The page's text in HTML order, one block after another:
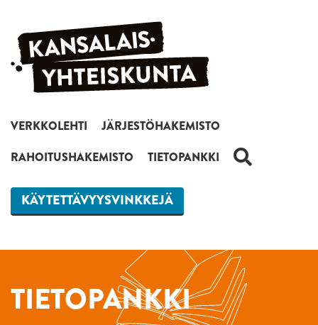
Siirry sisältöön
VERKKOLEHTI
JÄRJESTÖHAKEMISTO
RAHOITUSHAKEMISTO
TIETOPANKKI HAKU
KÄYTETTÄVYYSVINKKEJÄ
TIETOPANKKI